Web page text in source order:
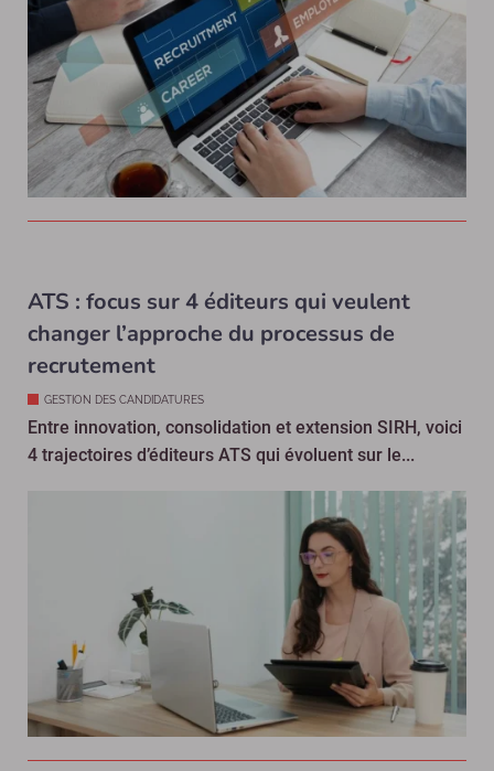
ATS : focus sur 4 éditeurs qui veulent
changer l’approche du processus de
recrutement
GESTION DES CANDIDATURES
Entre innovation, consolidation et extension SIRH, voici
4 trajectoires d’éditeurs ATS qui évoluent sur le...